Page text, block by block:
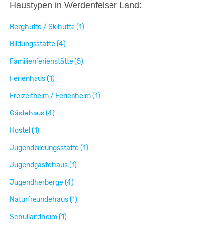
Haustypen in Werdenfelser Land:
Berghütte / Skihütte (1)
Bildungsstätte (4)
Familienferienstätte (5)
Ferienhaus (1)
Freizeitheim / Ferienheim (1)
Gästehaus (4)
Hostel (1)
Jugendbildungsstätte (1)
Jugendgästehaus (1)
Jugendherberge (4)
Naturfreundehaus (1)
Schullandheim (1)